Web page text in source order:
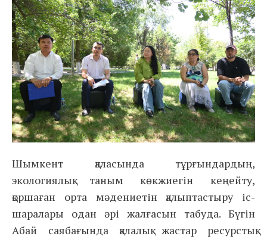
Шымкент қаласында тұрғындардың,
экологиялық таным көкжиегін кеңейту,
қоршаған орта мәдениетін қалыптастыру іс-
шаралары одан әрі жалғасын табуда. Бүгін
Абай саябағында қалалық жастар ресурстық